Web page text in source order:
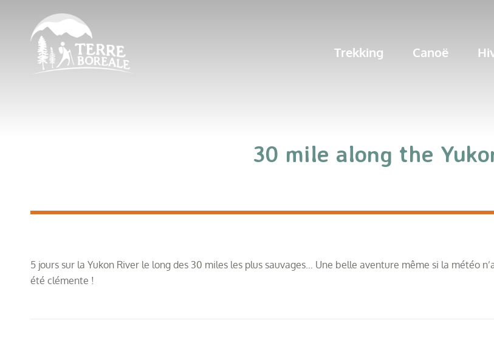
Trekking Canoë
30 mile along the
5 jours sur la Yukon River le long des 30 miles les plus sauvages… Une belle aventure même si la météo
été clémente !